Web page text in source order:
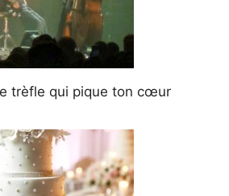
trèfle qui pique ton cœur